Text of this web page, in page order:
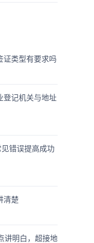
证类型有要求吗
登记机关与地址
错误提高成功
清楚
讲明白，超接地